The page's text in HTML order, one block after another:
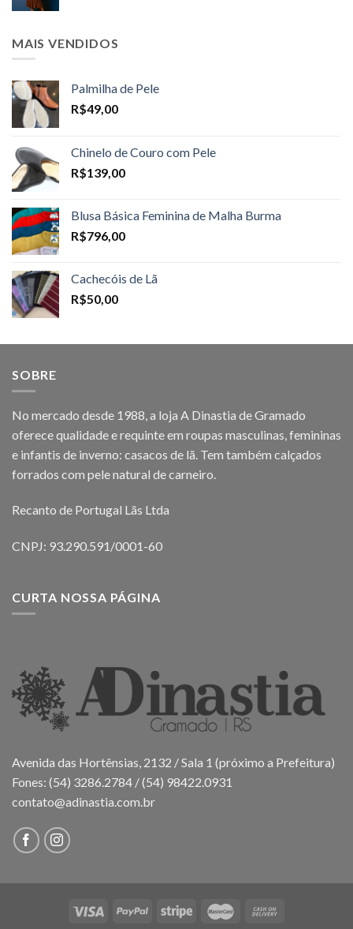
MAIS VENDIDOS
Palmilha de Pele
R$49,00
Chinelo de Couro com Pele
R$139,00
Blusa Básica Feminina de Malha Burma
R$796,00
Cachecóis de Lã
R$50,00
SOBRE
No mercado desde 1988, a loja A Dinastia de Gramado
oferece qualidade e requinte em roupas masculinas, femininas
e infantis de inverno: casacos de lã. Tem também calçados
forrados com pele natural de carneiro.
Recanto de Portugal Lãs Ltda
CNPJ: 93.290.591/0001-60
CURTA NOSSA PÁGINA
Avenida das Hortênsias, 2132 / Sala 1 (próximo a Prefeitura)
Fones: (54) 3286.2784 / (54) 98422.0931
contato@adinastia.com.br